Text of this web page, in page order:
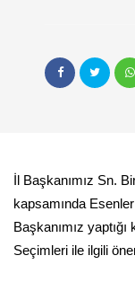
İl Başkanımız Sn.
kapsamında
Başkanımız
Seçimleri ile ilgili